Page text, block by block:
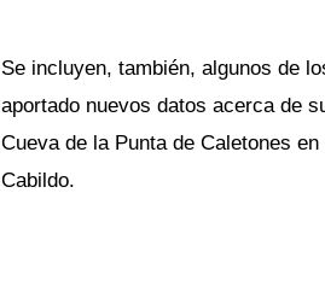
Se incluyen, también, algunos de
aportado nuevos datos acerca de
Cueva de la Punta de Caletones
Cabildo.